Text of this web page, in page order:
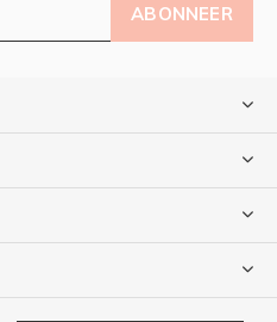
ABONNEER